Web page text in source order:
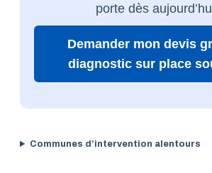
porte dès
Demander mon devis
diagnostic sur place
Communes d’intervention alentours